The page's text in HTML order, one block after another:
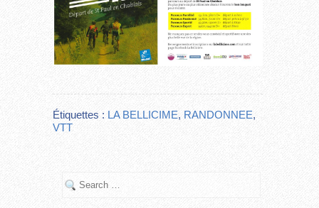
Étiquettes : LA BELLICIME, RANDONNEE,
VTT